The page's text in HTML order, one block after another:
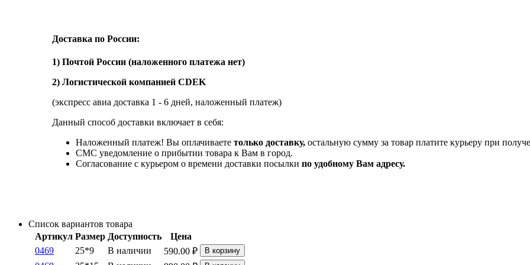
Доставка по России:
1) Почтой России (наложенного платежа нет)
2) Логистической компанией CDEK
(экспресс авиа доставка 1 - 6 дней, наложенный платеж)
Данный способ доставки включает в себя:
Наложенный платеж! Вы оплачиваете только доставку, остальную сумму за товар платите курьеру при
СМС уведомление о прибытии товара к Вам в город.
Согласование с курьером о времени доставки посылки по удобному Вам адресу.
Список вариантов товара
Артикул Размер Доступность
Цена
0469
25*9 В наличии 590.00 ₽ В корзину